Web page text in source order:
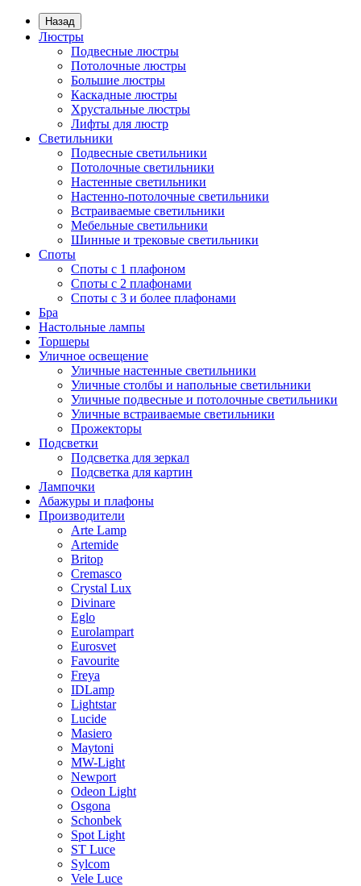
Назад
Люстры
Подвесные люстры
Потолочные люстры
Большие люстры
Каскадные люстры
Хрустальные люстры
Лифты для люстр
Светильники
Подвесные светильники
Потолочные светильники
Настенные светильники
Настенно-потолочные светильники
Встраиваемые светильники
Мебельные светильники
Шинные и трековые светильники
Споты
Споты с 1 плафоном
Споты с 2 плафонами
Споты с 3 и более плафонами
Бра
Настольные лампы
Торшеры
Уличное освещение
Уличные настенные светильники
Уличные столбы и напольные светильники
Уличные подвесные и потолочные светильники
Уличные встраиваемые светильники
Прожекторы
Подсветки
Подсветка для зеркал
Подсветка для картин
Лампочки
Абажуры и плафоны
Производители
Arte Lamp
Artemide
Britop
Cremasco
Crystal Lux
Divinare
Eglo
Eurolampart
Eurosvet
Favourite
Freya
IDLamp
Lightstar
Lucide
Masiero
Maytoni
MW-Light
Newport
Odeon Light
Osgona
Schonbek
Spot Light
ST Luce
Sylcom
Vele Luce